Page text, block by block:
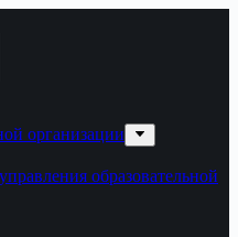
организации
образовательной